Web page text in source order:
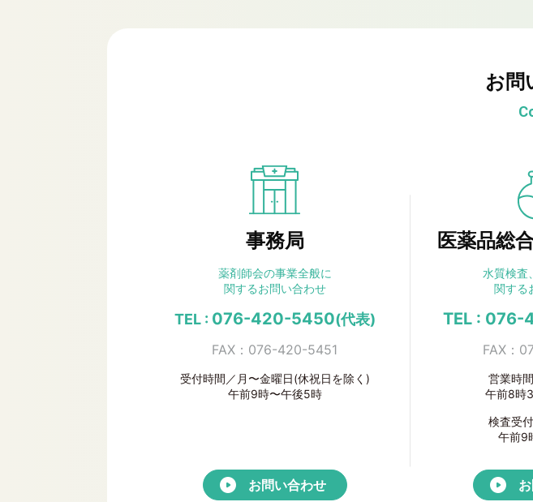
お問
事務局
薬剤師会の事業全般に
関するお問い合わせ
TEL : 076-420-5450(代表)
FAX：076-420-5451
受付時間／月〜金曜日(休祝日を除く)
午前9時〜午後5時
お問い合わせ
医薬品総
水質検査
関する
TEL :
FAX：
営業時
午前8時
検査受
午前9